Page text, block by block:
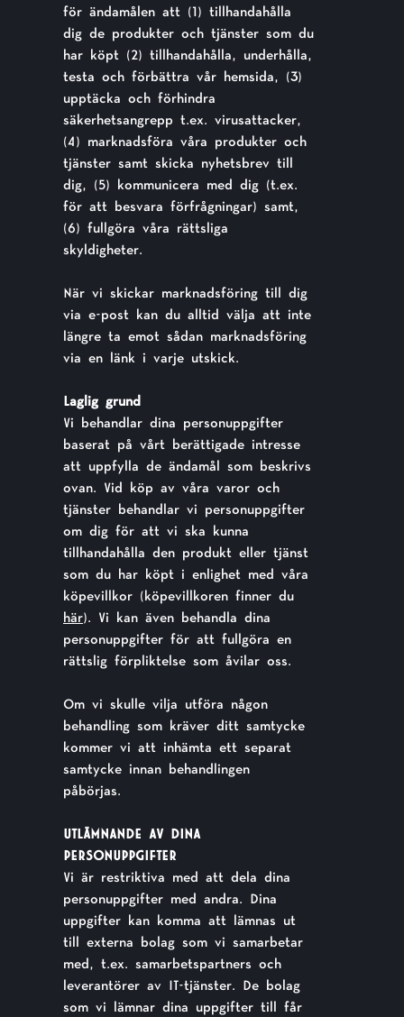
för ändamålen att (1) tillhandahålla
dig de produkter och tjänster som du
har köpt (2) tillhandahålla, underhålla,
testa och förbättra vår hemsida, (3)
upptäcka och förhindra
säkerhetsangrepp t.ex. virusattacker,
(4) marknadsföra våra produkter och
tjänster samt skicka nyhetsbrev till
dig, (5) kommunicera med dig (t.ex.
för att besvara förfrågningar) samt,
(6) fullgöra våra rättsliga
skyldigheter.
När vi skickar marknadsföring till dig
via e-post kan du alltid välja att inte
längre ta emot sådan marknadsföring
via en länk i varje utskick.
Laglig grund
Vi behandlar dina personuppgifter
baserat på vårt berättigade intresse
att uppfylla de ändamål som beskrivs
ovan. Vid köp av våra varor och
tjänster behandlar vi personuppgifter
om dig för att vi ska kunna
tillhandahålla den produkt eller tjänst
som du har köpt i enlighet med våra
köpevillkor (köpevillkoren finner du
här). Vi kan även behandla dina
personuppgifter för att fullgöra en
rättslig förpliktelse som åvilar oss.
Om vi skulle vilja utföra någon
behandling som kräver ditt samtycke
kommer vi att inhämta ett separat
samtycke innan behandlingen
påbörjas.
UTLÄMNANDE AV DINA
PERSONUPPGIFTER
Vi är restriktiva med att dela dina
personuppgifter med andra. Dina
uppgifter kan komma att lämnas ut
till externa bolag som vi samarbetar
med, t.ex. samarbetspartners och
leverantörer av IT-tjänster. De bolag
som vi lämnar dina uppgifter till får